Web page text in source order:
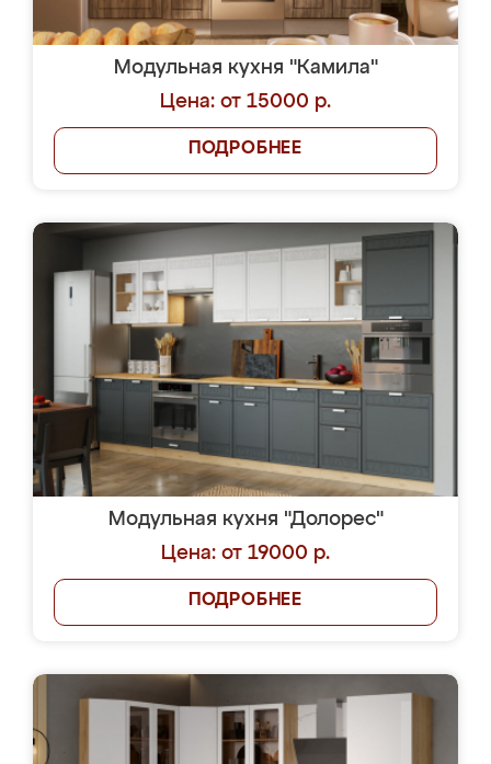
Модульная кухня "Камила"
Цена: от 15000 р.
ПОДРОБНЕЕ
Модульная кухня "Долорес"
Цена: от 19000 р.
ПОДРОБНЕЕ